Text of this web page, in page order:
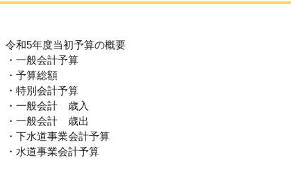
令和5年度当初予算の概要
・一般会計予算
・予算総額
・特別会計予算
・一般会計 歳入
・一般会計 歳出
・下水道事業会計予算
・水道事業会計予算